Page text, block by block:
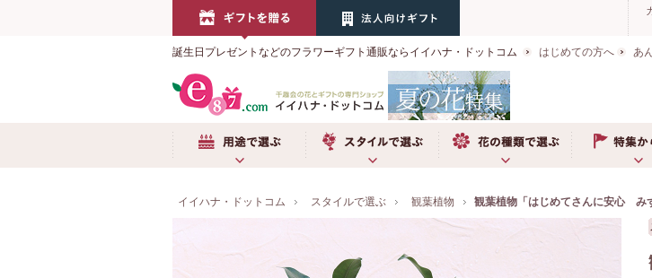
誕生日プレゼントなどのフラワーギフト通販ならイイハナ・ドットコム はじめての方へ あ
イイハナ・ドットコム スタイルで選ぶ 観葉植物 観葉植物「はじめてさんに安心 み